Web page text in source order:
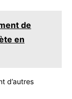
de
en
d’autres